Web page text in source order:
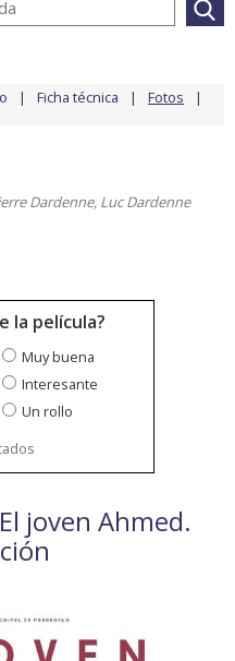
Ficha técnica Fotos
Dardenne, Luc Dardenne
la película?
Muy buena
Interesante
Un rollo
joven Ahmed.